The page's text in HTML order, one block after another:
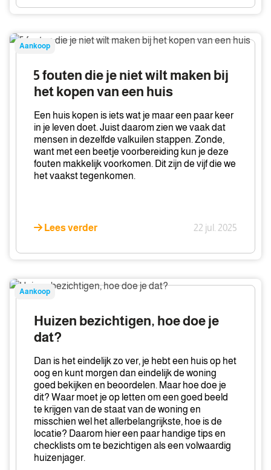
5
fouten
maken
kopen
Aankoop
5 fouten die je niet wilt maken bij
het kopen van een huis
Een huis kopen is iets wat je maar een paar keer
in je leven doet. Juist daarom zien we vaak dat
mensen in dezelfde valkuilen stappen. Zonde,
want met een beetje voorbereiding kun je deze
fouten makkelijk voorkomen. Dit zijn de vijf die we
het vaakst tegenkomen.
Lees verder 22 jul. 2025
Huizen
bezichtigen,
Aankoop
Huizen bezichtigen, hoe doe je
dat?
Dan is het eindelijk zo ver, je hebt een huis op het
oog en kunt morgen dan eindelijk de woning
goed bekijken en beoordelen. Maar hoe doe je
dit? Waar moet je op letten om een goed beeld
te krijgen van de staat van de woning en
misschien wel het allerbelangrijkste, hoe is de
locatie? Daarom hier een paar handige tips en
checklists om te bezichtigen als een volwaardig
huizenjager.